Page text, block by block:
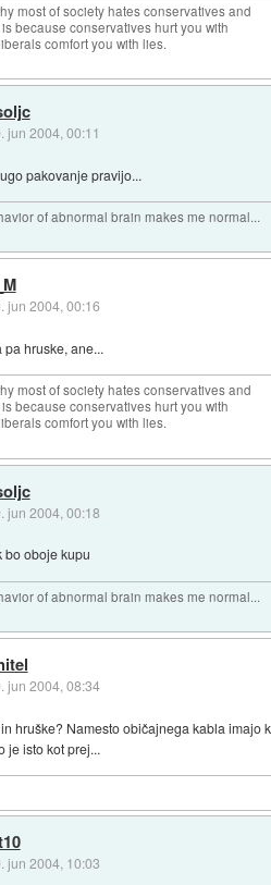
most of society hates conservatives and
because conservatives hurt you with
comfort you with lies.
jun 2004, 00:11
pakovanje pravijo...
of abnormal brain makes me normal...
jun 2004, 00:16
pa hruske, ane...
most of society hates conservatives and
because conservatives hurt you with
comfort you with lies.
jun 2004, 00:18
bo oboje kupu
of abnormal brain makes me normal...
jun 2004, 08:34
hruške? Namesto običajnega kabla
je isto kot prej...
jun 2004, 10:03